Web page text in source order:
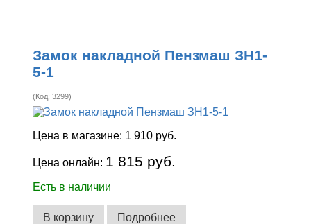
Замок накладной Пензмаш ЗН1-
5-1
(Код:3299)
Цена в магазине: 1 910 руб.
Цена онлайн: 1 815 руб.
Есть в наличии
В корзину Подробнее